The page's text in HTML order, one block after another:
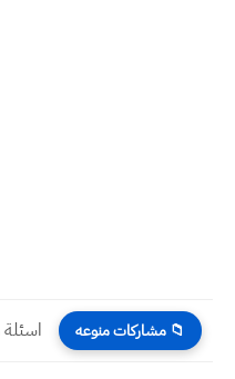
📁 مشاركات منوعه